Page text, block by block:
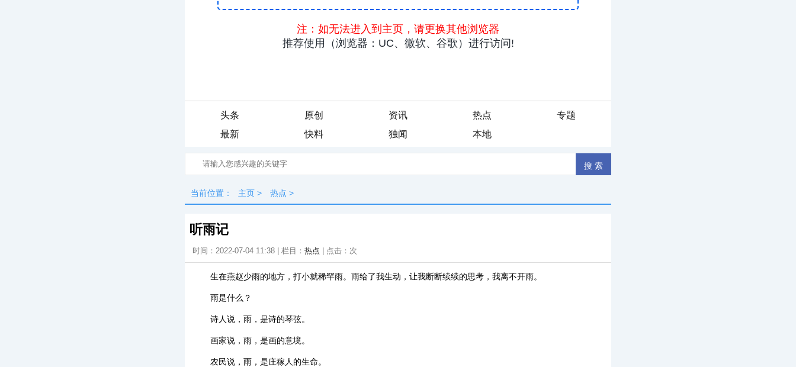
头条 原创 资讯 热点
专题
最新
快料 独闻 本地
当前位置： 主页 > 热点 >
听雨记
时间：2022-07-04 11:38 | 栏目： 热点 | 点击： 次
生在燕赵少雨的地方，打小就稀罕雨。雨给了我生动，让我断断续续的思考，我离不开雨。
雨是什么？
诗人说，雨，是诗的琴弦。
画家说，雨，是画的意境。
农民说，雨，是庄稼人的生命。